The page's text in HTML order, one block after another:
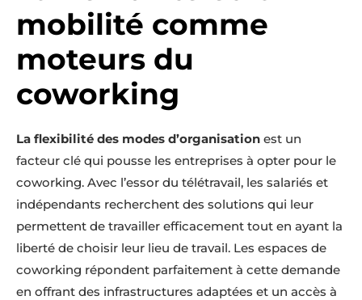
mobilité comme
moteurs du
coworking
La flexibilité des modes d’organisation est un
facteur clé qui pousse les entreprises à opter pour le
coworking. Avec l’essor du télétravail, les salariés et
indépendants recherchent des solutions qui leur
permettent de travailler efficacement tout en ayant la
liberté de choisir leur lieu de travail. Les espaces de
coworking répondent parfaitement à cette demande
en offrant des infrastructures adaptées et un accès à